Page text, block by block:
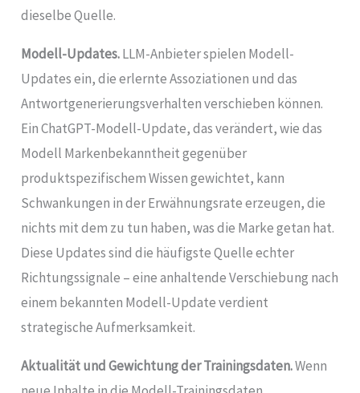
dieselbe Quelle.
Modell-Updates.LLM-Anbieter spielen Modell-
Updates ein, die erlernte Assoziationen und das
Antwortgenerierungsverhalten verschieben können.
Ein ChatGPT-Modell-Update, das verändert, wie das
Modell Markenbekanntheit gegenüber
produktspezifischem Wissen gewichtet, kann
Schwankungen in der Erwähnungsrate erzeugen, die
nichts mit dem zu tun haben, was die Marke getan hat.
Diese Updates sind die häufigste Quelle echter
Richtungssignale – eine anhaltende Verschiebung nach
einem bekannten Modell-Update verdient
strategische Aufmerksamkeit.
Aktualität und Gewichtung der Trainingsdaten.Wenn